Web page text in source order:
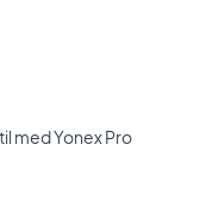
med Yonex Pro